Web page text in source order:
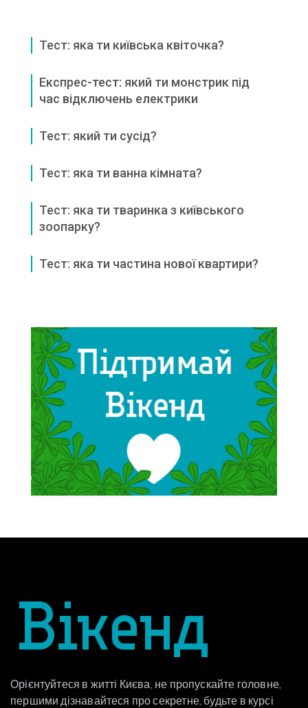
Тест: яка ти київська квіточка?
Експрес-тест: який ти монстрик під
час відключень електрики
Тест: який ти сусід?
Тест: яка ти ванна кімната?
Тест: яка ти тваринка з київського
зоопарку?
Тест: яка ти частина нової квартири?
Орієнтуйтеся в житті Києва, не пропускайте головне,
першими дізнавайтеся про секретне, будьте в курсі